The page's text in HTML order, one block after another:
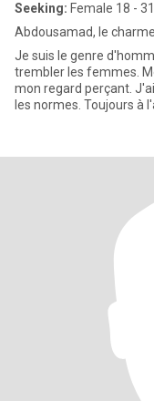
Seeking: Female 18 - 31
Abdousamad, le
Je suis le genre
trembler les femmes.
mon regard perçant.
les normes. Toujours à